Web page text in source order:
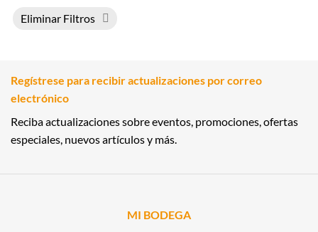
Eliminar Filtros
Regístrese para recibir actualizaciones por correo
electrónico
Reciba actualizaciones sobre eventos, promociones, ofertas
especiales, nuevos artículos y más.
MI BODEGA